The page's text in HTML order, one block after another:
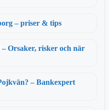
– priser & tips
Orsaker, risker och när
– Bankexpert